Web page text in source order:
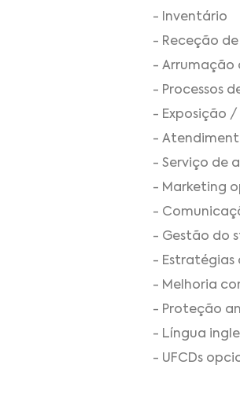
- Inventário
- Receção
- Arrumação
- Processos
- Exposição
-
- Serviço de
- Marketing
-
- Gestão do
- Estratégias
- Melhoria
- Proteção
- Língua
- UFCDs